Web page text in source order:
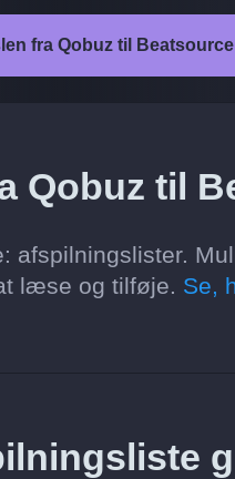
fra Qobuz til Beatsource
Qobuz til
afspilningslister.
læse og tilføje. Se,